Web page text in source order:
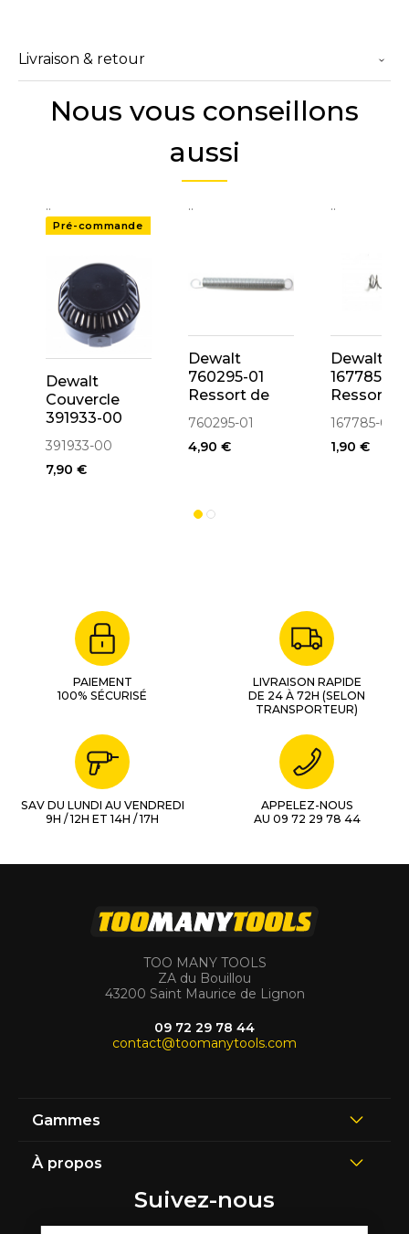
Livraison & retour
Nous vous conseillons
aussi
..
Pré-commande
Dewalt
Couvercle
391933-00
391933-00
7,90 €
..
Dewalt
760295-01
Ressort de
Rappel Scie à
Onglets
760295-01
4,90 €
..
Dewalt
167785-00
Ressort
Rappel
Onglets
167785-00
1,90 €
PAIEMENT
100% SÉCURISÉ
LIVRAISON RAPIDE
DE 24 À 72H (SELON
TRANSPORTEUR)
SAV DU LUNDI AU VENDREDI
9H / 12H ET 14H / 17H
APPELEZ-NOUS
AU 09 72 29 78 44
TOO MANY TOOLS
ZA du Bouillou
43200 Saint Maurice de Lignon
09 72 29 78 44
contact@toomanytools.com
Gammes
À propos
Suivez-nous